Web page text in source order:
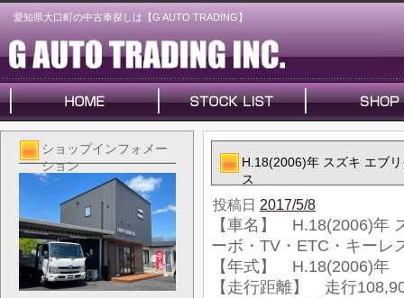
愛知県大口町の中古車探しは【G AUTO TRADING】
ショップインフォメー
ション
H.18(2006)年 スズキ エブ
ス
投稿日 2017/5/8
【車名】 H.18(2006)年
ーボ・TV・ETC・キーレ
【年式】 H.18(2006)年
【走行距離】 走行